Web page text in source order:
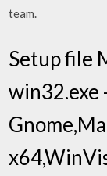
team.
Setup file
win32.exe